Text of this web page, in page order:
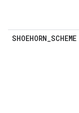
SHOEHORN_SCHEME